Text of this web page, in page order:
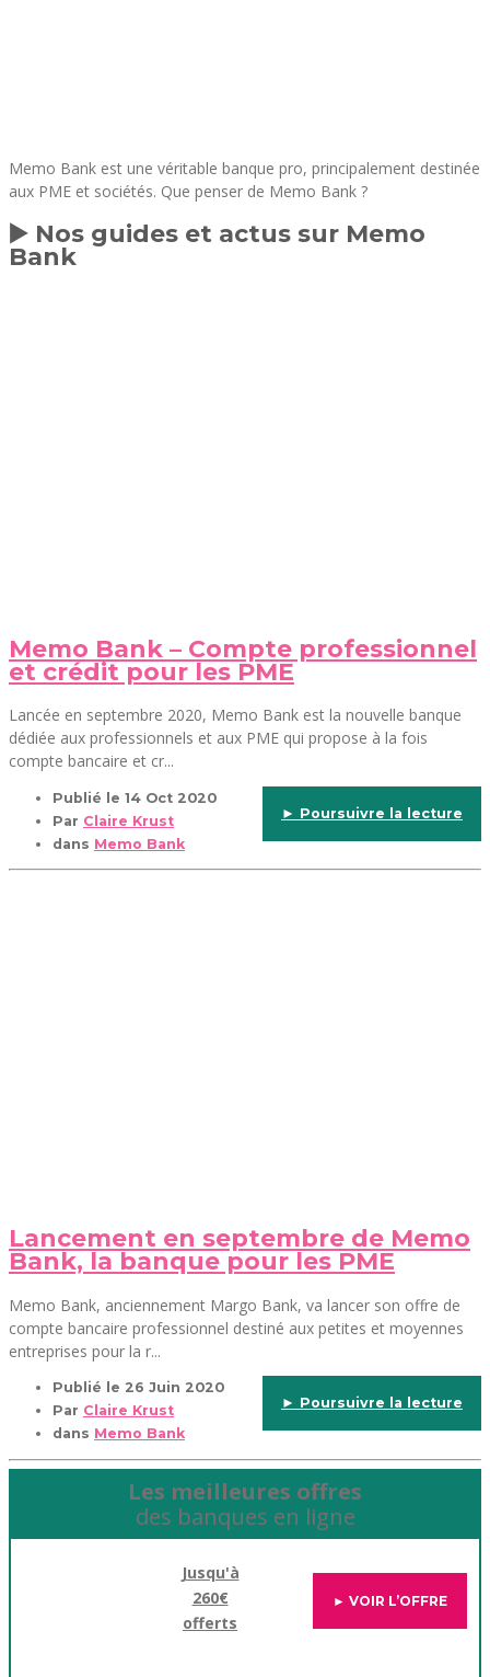
Memo Bank est une véritable banque pro, principalement destinée
aux PME et sociétés. Que penser de Memo Bank ?
▶️ Nos guides et actus sur Memo
Bank
Memo Bank – Compte professionnel
et crédit pour les PME
Lancée en septembre 2020, Memo Bank est la nouvelle banque
dédiée aux professionnels et aux PME qui propose à la fois
compte bancaire et cr...
Publié le 14 Oct 2020
Par Claire Krust
dans Memo Bank
► Poursuivre la lecture
Lancement en septembre de Memo
Bank, la banque pour les PME
Memo Bank, anciennement Margo Bank, va lancer son offre de
compte bancaire professionnel destiné aux petites et moyennes
entreprises pour la r...
Publié le 26 Juin 2020
Par Claire Krust
dans Memo Bank
► Poursuivre la lecture
Les meilleures offres
des banques en ligne
Jusqu'à
260€
offerts
► VOIR L’OFFRE